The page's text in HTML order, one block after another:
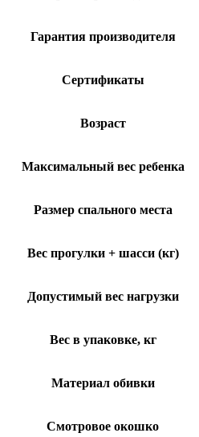
Гарантия производителя
Сертификаты
Возраст
Максимальный вес ребенка
Размер спального места
Вес прогулки + шасси (кг)
Допустимый вес нагрузки
Вес в упаковке, кг
Материал обивки
Смотровое окошко